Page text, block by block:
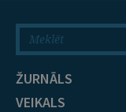
ŽURNĀLS
VEIKALS